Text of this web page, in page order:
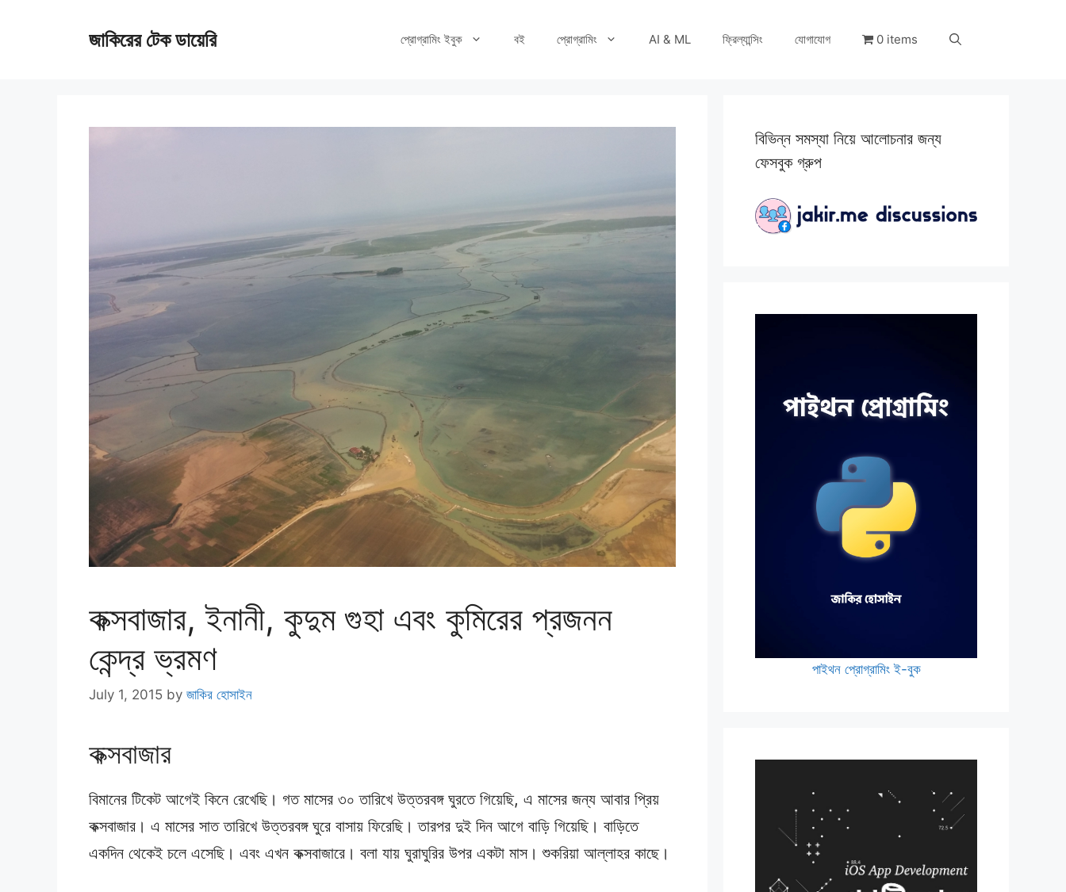
জাকিরের টেক ডায়েরি প্রোগ্রামিং ইবুক বই প্রোগ্রামিং AI & ML ফ্রিল্যান্সিং যোগাযোগ 0 items
কক্সবাজার, ইনানী, কুদুম গুহা এবং কুমিরের প্রজনন
কেন্দ্র ভ্রমণ
July 1, 2015 by জাকির হোসাইন
কক্সবাজার
বিমানের টিকেট আগেই কিনে রেখেছি। গত মাসের ৩০ তারিখে উত্তরবঙ্গ ঘুরতে গিয়েছি, এ মাসের জন্য আবার প্রিয়
কক্সবাজার। এ মাসের সাত তারিখে উত্তরবঙ্গ ঘুরে বাসায় ফিরেছি। তারপর দুই দিন আগে বাড়ি গিয়েছি। বাড়িতে
একদিন থেকেই চলে এসেছি। এবং এখন কক্সবাজারে। বলা যায় ঘুরাঘুরির উপর একটা মাস। শুকরিয়া আল্লাহর কাছে।
বিভিন্ন সমস্যা নিয়ে আলোচনার জন্য
ফেসবুক গ্রুপ
পাইথন প্রোগ্রামিং ই-বুক